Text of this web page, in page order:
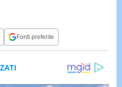
Fonti preferite